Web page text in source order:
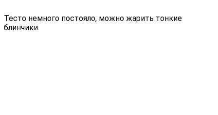
Тесто немного постояло, можно жарить тонкие
блинчики.